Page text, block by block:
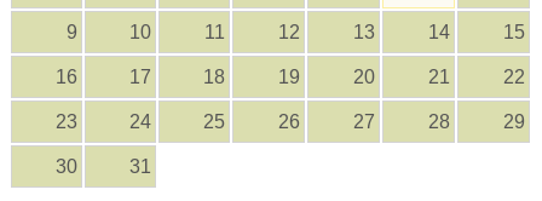
9 10 11 12 13 14 15
16 17 18 19 20 21 22
23 24 25 26 27 28 29
30 31